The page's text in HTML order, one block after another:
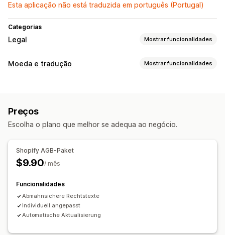
Esta aplicação não está traduzida em português (Portugal)
Categorias
Legal Mostrar funcionalidades
Conformidade
Moeda e tradução Mostrar funcionalidades
Tradução profissional
Preços
Escolha o plano que melhor se adequa ao negócio.
Shopify AGB-Paket
$9.90/ mês
Funcionalidades
Abmahnsichere Rechtstexte
Individuell angepasst
Automatische Aktualisierung